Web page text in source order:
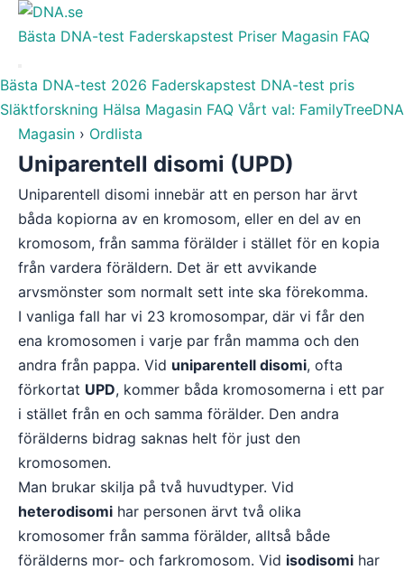
Bästa DNA-test Faderskapstest Priser Magasin FAQ
Bästa DNA-test 2026 Faderskapstest DNA-test pris
Släktforskning Hälsa Magasin FAQ Vårt val: FamilyTreeDNA
Magasin › Ordlista
Uniparentell disomi (UPD)
Uniparentell disomi innebär att en person har ärvt
båda kopiorna av en kromosom, eller en del av en
kromosom, från samma förälder i stället för en kopia
från vardera föräldern. Det är ett avvikande
arvsmönster som normalt sett inte ska förekomma.
I vanliga fall har vi 23 kromosompar, där vi får den
ena kromosomen i varje par från mamma och den
andra från pappa. Vid uniparentell disomi, ofta
förkortat UPD, kommer båda kromosomerna i ett par
i stället från en och samma förälder. Den andra
förälderns bidrag saknas helt för just den
kromosomen.
Man brukar skilja på två huvudtyper. Vid
heterodisomi har personen ärvt två olika
kromosomer från samma förälder, alltså både
förälderns mor- och farkromosom. Vid isodisomi har